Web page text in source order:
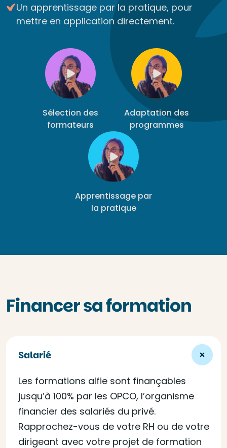
Un apprentissage par la pratique, pour
mettre en application directement.
Sélection des
formateurs
Adaptation des
programmes
Apprentissage par
la pratique
Financer sa formation
Salarié
Les formations alfie sont finançables
jusqu’à 100% par les OPCO, l’organisme
financier des salariés du privé.
Rapprochez-vous de votre RH ou de votre
dirigeant avec votre projet de formation